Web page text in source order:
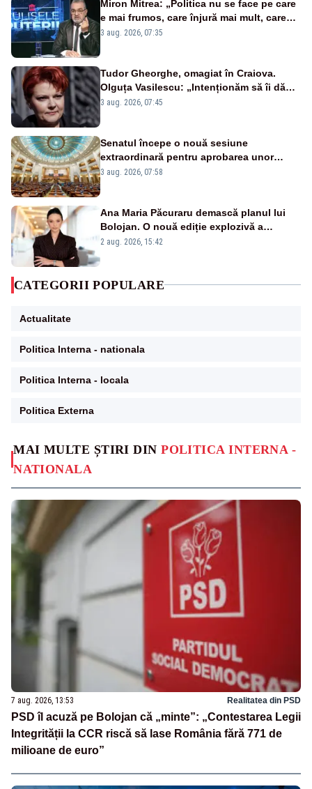
MAI MULTE ȘTIRI DINPOLITICA INTERNA -
NATIONALA
7 aug. 2026, 13:53 Realitatea din PSD
PSD îl acuză pe Bolojan că „minte”: „Contestarea Legii
Integrității la CCR riscă să lase România fără 771 de
milioane de euro”
Miron Mitrea: „Politica nu se face pe care
e mai frumos, care înjură mai mult, care
țipă mai tare, ci pe proiecte”
3 aug. 2026, 07:35
Tudor Gheorghe, omagiat în Craiova.
Olguța Vasilescu: „Intenționăm să îi dăm
numele lui”
3 aug. 2026, 07:45
Senatul începe o nouă sesiune
extraordinară pentru aprobarea unor
jaloane din PNRR
3 aug. 2026, 07:58
Ana Maria Păcuraru demască planul lui
Bolojan. O nouă ediție explozivă a
emisiunii „Miza Zilei” la Realitatea PLUS
2 aug. 2026, 15:42
CATEGORII POPULARE
Actualitate
Politica Interna - nationala
Politica Interna - locala
Politica Externa